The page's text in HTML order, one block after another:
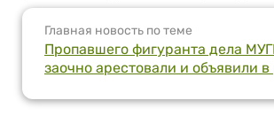
Главная новость по теме
Пропавшего фигуранта дела
заочно арестовали и объявили в